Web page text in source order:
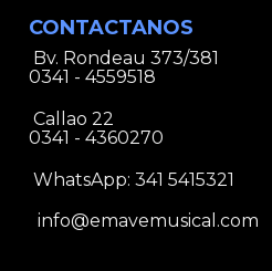
CONTACTANOS
Bv. Rondeau 373/381
0341 - 4559518
Callao 22
0341 - 4360270
WhatsApp: 341 5415321
info@emavemusical.com